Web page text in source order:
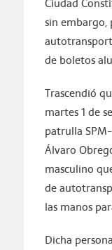
Ciudad
sin embargo,
de boletos
Trascendió
martes 1 de
patrulla
Álvaro
masculino
de
las manos
Dicha